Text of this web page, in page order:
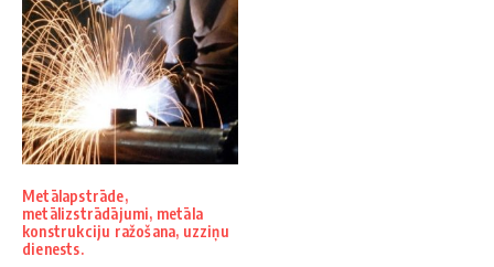
Metālapstrāde,
metālizstrādājumi, metāla
konstrukciju ražošana, uzziņu
dienests.